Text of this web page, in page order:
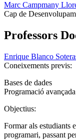
Marc Campmany
Cap de
Professors
Enrique Blanco
Coneixements previs:
Bases de dades
Programació
Objectius:
Formar als estudiants
programari, passant